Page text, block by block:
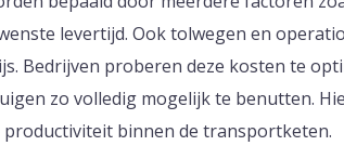
levertijd. Ook tolwegen en
Bedrijven proberen deze kosten te
zo volledig mogelijk te benutten.
binnen de transportketen.